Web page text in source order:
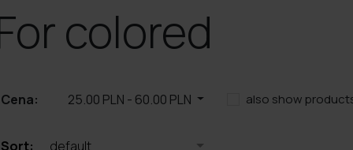
colored
Cena: 25.00 PLN - 60.00 PLN also show
Sort: default